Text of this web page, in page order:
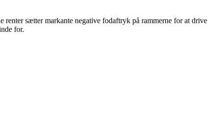
sætter markante negative fodaftryk på rammerne for at drive
for.